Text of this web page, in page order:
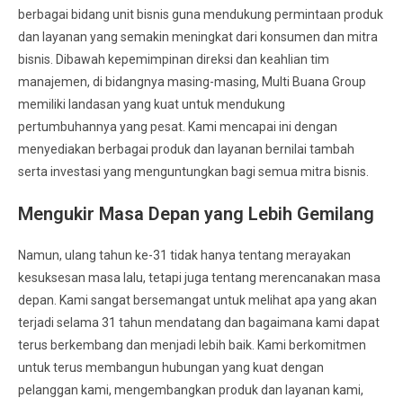
berbagai bidang unit bisnis guna mendukung permintaan produk
dan layanan yang semakin meningkat dari konsumen dan mitra
bisnis. Dibawah kepemimpinan direksi dan keahlian tim
manajemen, di bidangnya masing-masing, Multi Buana Group
memiliki landasan yang kuat untuk mendukung
pertumbuhannya yang pesat. Kami mencapai ini dengan
menyediakan berbagai produk dan layanan bernilai tambah
serta investasi yang menguntungkan bagi semua mitra bisnis.
Mengukir Masa Depan yang Lebih Gemilang
Namun, ulang tahun ke-31 tidak hanya tentang merayakan
kesuksesan masa lalu, tetapi juga tentang merencanakan masa
depan. Kami sangat bersemangat untuk melihat apa yang akan
terjadi selama 31 tahun mendatang dan bagaimana kami dapat
terus berkembang dan menjadi lebih baik. Kami berkomitmen
untuk terus membangun hubungan yang kuat dengan
pelanggan kami, mengembangkan produk dan layanan kami,